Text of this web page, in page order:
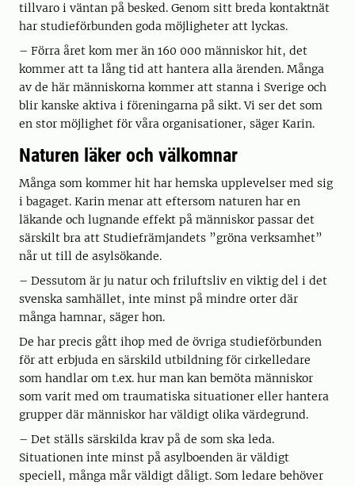
tillvaro i väntan på besked. Genom sitt breda kontaktnät
har studieförbunden goda möjligheter att lyckas.
– Förra året kom mer än 160 000 människor hit, det
kommer att ta lång tid att hantera alla ärenden. Många
av de här människorna kommer att stanna i Sverige och
blir kanske aktiva i föreningarna på sikt. Vi ser det som
en stor möjlighet för våra organisationer, säger Karin.
Naturen läker och välkomnar
Många som kommer hit har hemska upplevelser med sig
i bagaget. Karin menar att eftersom naturen har en
läkande och lugnande effekt på människor passar det
särskilt bra att Studiefrämjandets ”gröna verksamhet”
når ut till de asylsökande.
– Dessutom är ju natur och friluftsliv en viktig del i det
svenska samhället, inte minst på mindre orter där
många hamnar, säger hon.
De har precis gått ihop med de övriga studieförbunden
för att erbjuda en särskild utbildning för cirkelledare
som handlar om t.ex. hur man kan bemöta människor
som varit med om traumatiska situationer eller hantera
grupper där människor har väldigt olika värdegrund.
– Det ställs särskilda krav på de som ska leda.
Situationen inte minst på asylboenden är väldigt
speciell, många mår väldigt dåligt. Som ledare behöver